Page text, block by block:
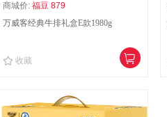
商城价: 福豆 879
万威客经典牛排礼盒E款1980g
收藏